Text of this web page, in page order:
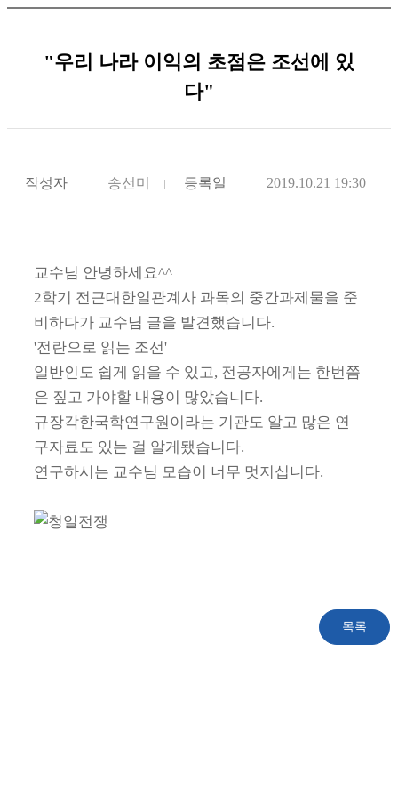
"우리 나라 이익의 초점은 조선에 있
다"
작성자 송선미 등록일 2019.10.21 19:30
교수님 안녕하세요^^
2학기 전근대한일관계사 과목의 중간과제물을 준
비하다가 교수님 글을 발견했습니다.
'전란으로 읽는 조선'
일반인도 쉽게 읽을 수 있고, 전공자에게는 한번쯤
은 짚고 가야할 내용이 많았습니다.
규장각한국학연구원이라는 기관도 알고 많은 연
구자료도 있는 걸 알게됐습니다.
연구하시는 교수님 모습이 너무 멋지십니다.